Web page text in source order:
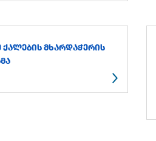
ᲥᲐᲚᲔᲑᲘᲡ ᲛᲮᲐᲠᲓᲐᲭᲔᲠᲘᲡ